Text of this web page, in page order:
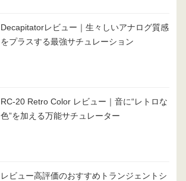
Decapitatorレビュー｜生々しいアナログ質感
をプラスする最強サチュレーション
RC-20 Retro Color レビュー｜音に“レトロな
色”を加える万能サチュレーター
レビュー高評価のおすすめトランジェントシ